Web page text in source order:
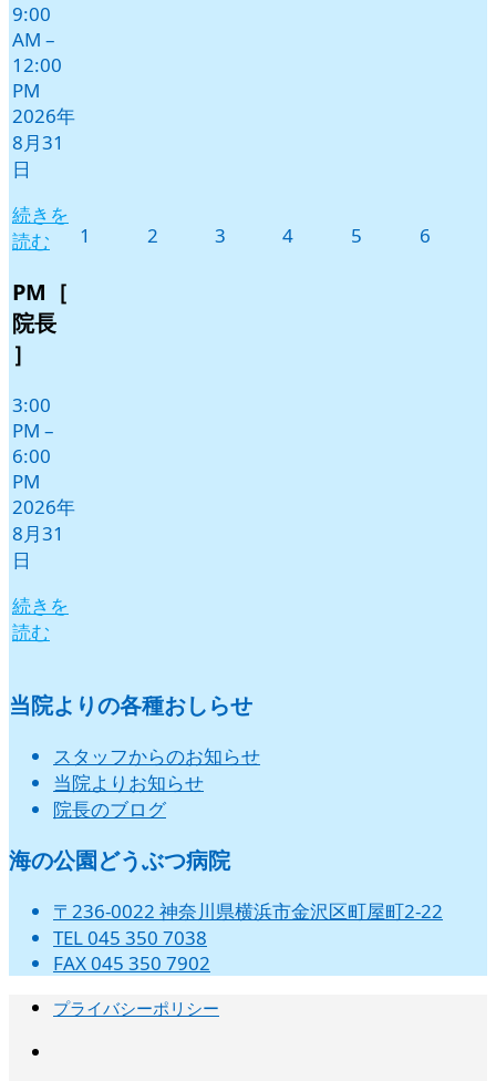
9:00
AM –
12:00
PM
2026年
8月31
日
続きを
読む
PM［
院長
］
3:00
PM –
6:00
PM
2026年
8月31
日
続きを
読む
1 2 3 42026
5 6
当院よりの各種おしらせ
スタッフからのお知らせ
当院よりお知らせ
院長のブログ
海の公園どうぶつ病院
〒236-0022 神奈川県横浜市金沢区町屋町2-22
TEL 045 350 7038
FAX 045 350 7902
プライバシーポリシー